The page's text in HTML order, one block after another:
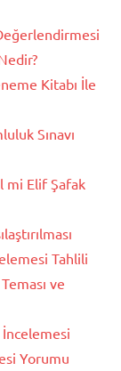
Kitabı İle
Sınavı
mi Elif Şafak
Tahlili
ve
Yorumu